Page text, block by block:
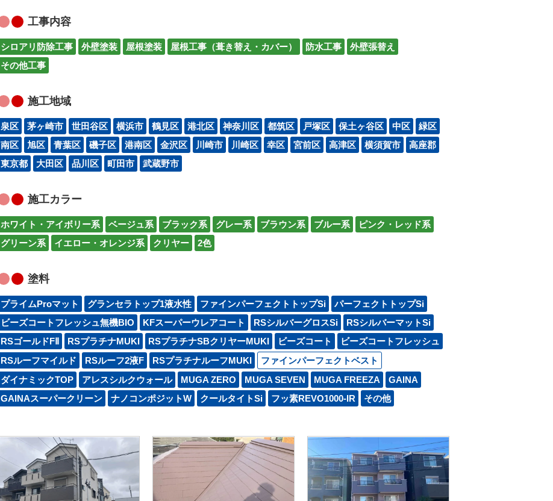
工事内容
シロアリ防除工事 外壁塗装 屋根塗装 屋根工事（葺き替え・カバー） 防水工事
外壁張替え
その他工事
施工地域
泉区 茅ヶ崎市 世田谷区 横浜市 鶴見区 港北区 神奈川区 都筑区 戸塚区 保土ヶ谷区 中区
緑区
南区
旭区 青葉区 磯子区 港南区 金沢区 川崎市 川崎区 幸区 宮前区 高津区 横須賀市
高座郡
東京都
大田区 品川区 町田市 武蔵野市
施工カラー
ホワイト・アイボリー系 ベージュ系 ブラック系 グレー系 ブラウン系 ブルー系
ピンク・レッド系
グリーン系
イエロー・オレンジ系 クリヤー 2色
塗料
プライムProマット グランセラトップ1液水性 ファインパーフェクトトップSi
パーフェクトトップSi
ビーズコートフレッシュ無機BIO
KFスーパーウレアコート RSシルバーグロスSi
RSシルバーマットSi
RSゴールドFⅡ
RSプラチナMUKI RSプラチナSBクリヤーMUKI ビーズコート
ビーズコートフレッシュ
RSルーフマイルド
RSルーフ2液F RSプラチナルーフMUKI
ファインパーフェクトベスト
ダイナミックTOP
アレスシルクウォール MUGA ZERO MUGA SEVEN MUGA FREEZA
GAINA
GAINAスーパークリーン
ナノコンポジットW クールタイトSi フッ素REVO1000-IR その他